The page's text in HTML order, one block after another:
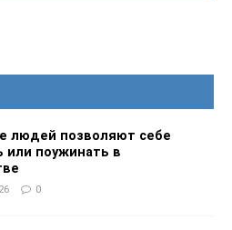
людей позволяют себе
или поужинать в
0